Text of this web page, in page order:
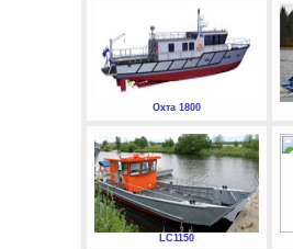
Охта 1800
LC1150